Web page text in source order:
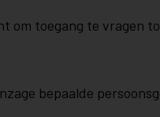
om toegang te vragen
bepaalde